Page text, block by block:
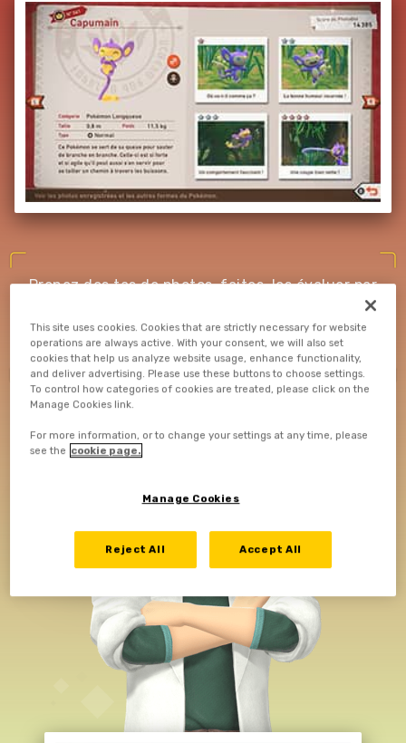
Prenez des tas de photos, faites-les évaluer par
le Professeur Miroir, puis gardez les meilleurs
clichés pour constituer votre Photodex
Pokémon !
This site uses cookies. Cookies that are strictly necessary for website
operations are always active. With your consent, we will also set
cookies that help us analyze website usage, enhance functionality,
and deliver advertising. Please use these buttons to choose settings.
To control how categories of cookies are treated, please click on the
Manage Cookies link.
For more information, or to change your settings at any time, please
see the cookie page.
Manage Cookies
Reject All Accept All